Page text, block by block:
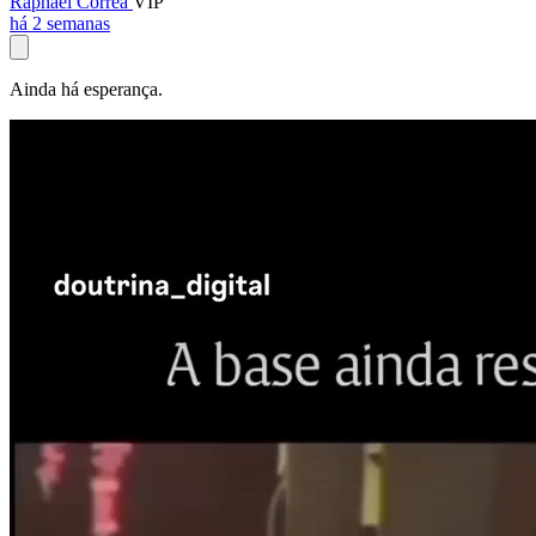
há 2 semanas
Ainda há esperança.